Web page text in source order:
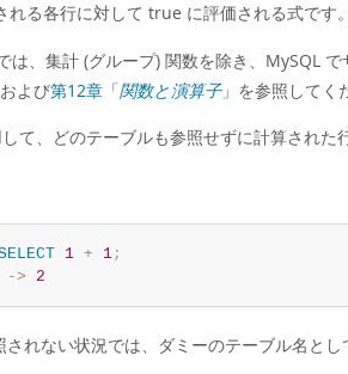
れる各行に対して true に評価される式です。
は、集計 (グループ) 関数を除き、MySQL
および第12章「関数と演算子」 を参照してく
て、どのテーブルも参照せずに計算された
1 + 1;
->
2
されない状況では、ダミーのテーブル名とし